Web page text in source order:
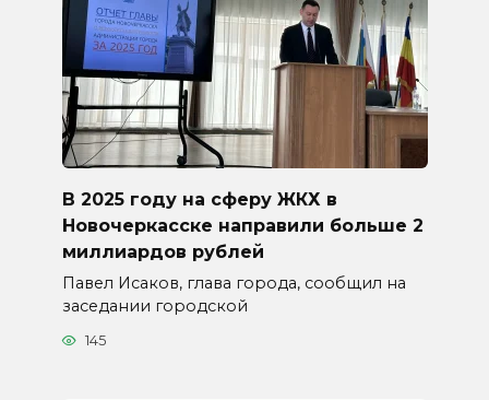
В 2025 году на сферу ЖКХ в
Новочеркасске направили больше 2
миллиардов рублей
Павел Исаков, глава города, сообщил на
заседании городской
145